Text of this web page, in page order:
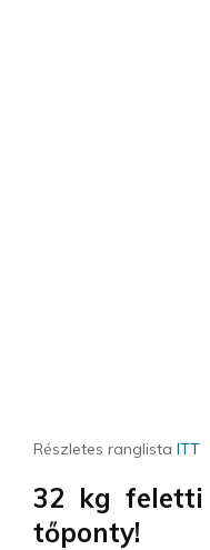
Részletes ranglista ITT
32 kg feletti
tőponty!